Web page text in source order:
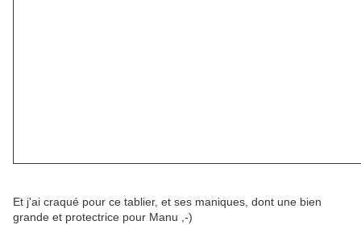
Et j'ai craqué pour ce tablier, et ses maniques, dont une bien
grande et protectrice pour Manu ,-)